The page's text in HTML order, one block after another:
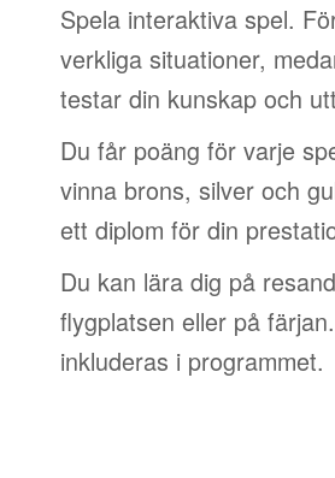
Spela interaktiva spel.
verkliga situationer,
testar din kunskap och
Du får poäng för varje
vinna brons, silver och
ett diplom för din
Du kan lära dig på
flygplatsen eller på
inkluderas i programmet.